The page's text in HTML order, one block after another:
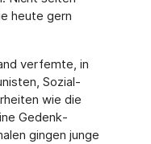
heute gern
verfemte, in
Sozial­
wie die
Gedenk­
gingen junge